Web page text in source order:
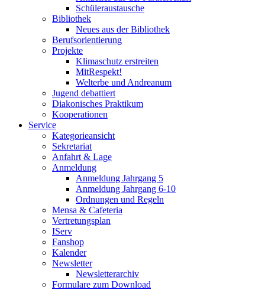
Schüleraustausche
Bibliothek
Neues aus der Bibliothek
Berufsorientierung
Projekte
Klimaschutz erstreiten
MitRespekt!
Welterbe und Andreanum
Jugend debattiert
Diakonisches Praktikum
Kooperationen
Service
Kategorieansicht
Sekretariat
Anfahrt & Lage
Anmeldung
Anmeldung Jahrgang 5
Anmeldung Jahrgang 6-10
Ordnungen und Regeln
Mensa & Cafeteria
Vertretungsplan
IServ
Fanshop
Kalender
Newsletter
Newsletterarchiv
Formulare zum Download